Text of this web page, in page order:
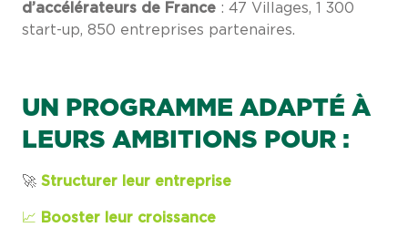
d’accélérateurs de France : 47 Villages, 1 300
start-up, 850 entreprises partenaires.
UN PROGRAMME ADAPTÉ À
LEURS AMBITIONS POUR :
🚀 Structurer leur entreprise
📈 Booster leur croissance